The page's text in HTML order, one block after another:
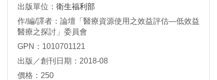
出版單位： 衛生福利部
作/編/譯者：論壇「醫療資源使用之效益評估―低效益
醫療之探討」委員會
GPN：1010701121
出版／創刊日期：2018-08
價格：250